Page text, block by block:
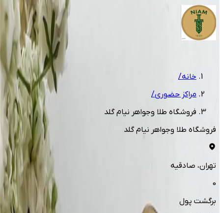
1/
خانه/
مراکز حضوری/
فروشگاه طلا وجواهر نیام گلد
فروشگاه طلا وجواهر نیام گلد
تهران، صادقیه
0
برگشت پول